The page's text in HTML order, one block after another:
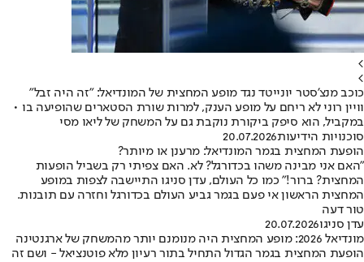
>
>
כוכב מנצ'סטר יונייטד נגד מופע המחצית של המונדיאל: "זה היה זבל"
וויין רוני לא ריחם על מופע הענק, למרות שורת הסטארים שהופיעה בו •
במקביל, הוא סיפק ביקורת נוקבת גם על המשחק של ליאו מסי
סוכנויות הידיעות20.07.2026
הופעת המחצית בגמר המונדיאל: מרענן או מיותר?
"האם אני מבינה משהו בכדורגל? לא. האם צפיתי רק בשביל הופעות
המחצית? ברור!" כמו כל העולם, עדן סניגו התיישבה לצפות במופע
המחצית הראשון אי פעם בגמר גביע העולם בכדורגל וחזרה עם תובנות.
טור דעה
עדן סניגו20.07.2026
מונדיאל 2026: מופע המחצית היה מנומנם יותר מהמשחק של ארגנטינה
הופעת המחצית בגמר הגדול התחיל בתור רעיון מלא פוטנציאל - ושם זה